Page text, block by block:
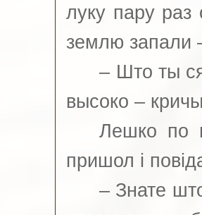
луку пару
землю запали
– Што ты
высоко –
Лешко по
пришол і
– Знате